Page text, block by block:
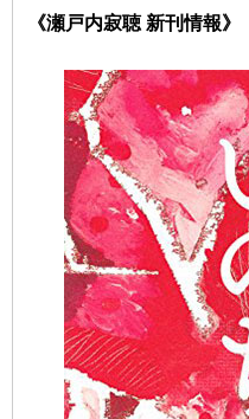
《瀬戸内寂聴 新刊情報》